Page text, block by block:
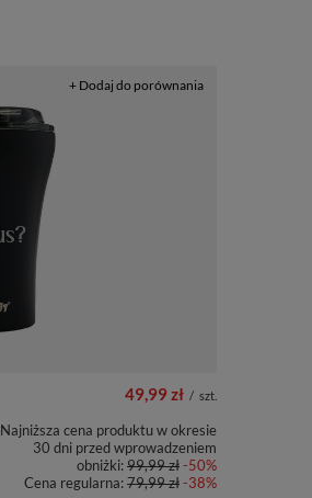
49,99 zł / szt.
Najniższa cena produktu w okresie
30 dni przed wprowadzeniem
obniżki:99,99 zł-50%
Cena regularna:79,99 zł-38%
+ Dodaj do porównania